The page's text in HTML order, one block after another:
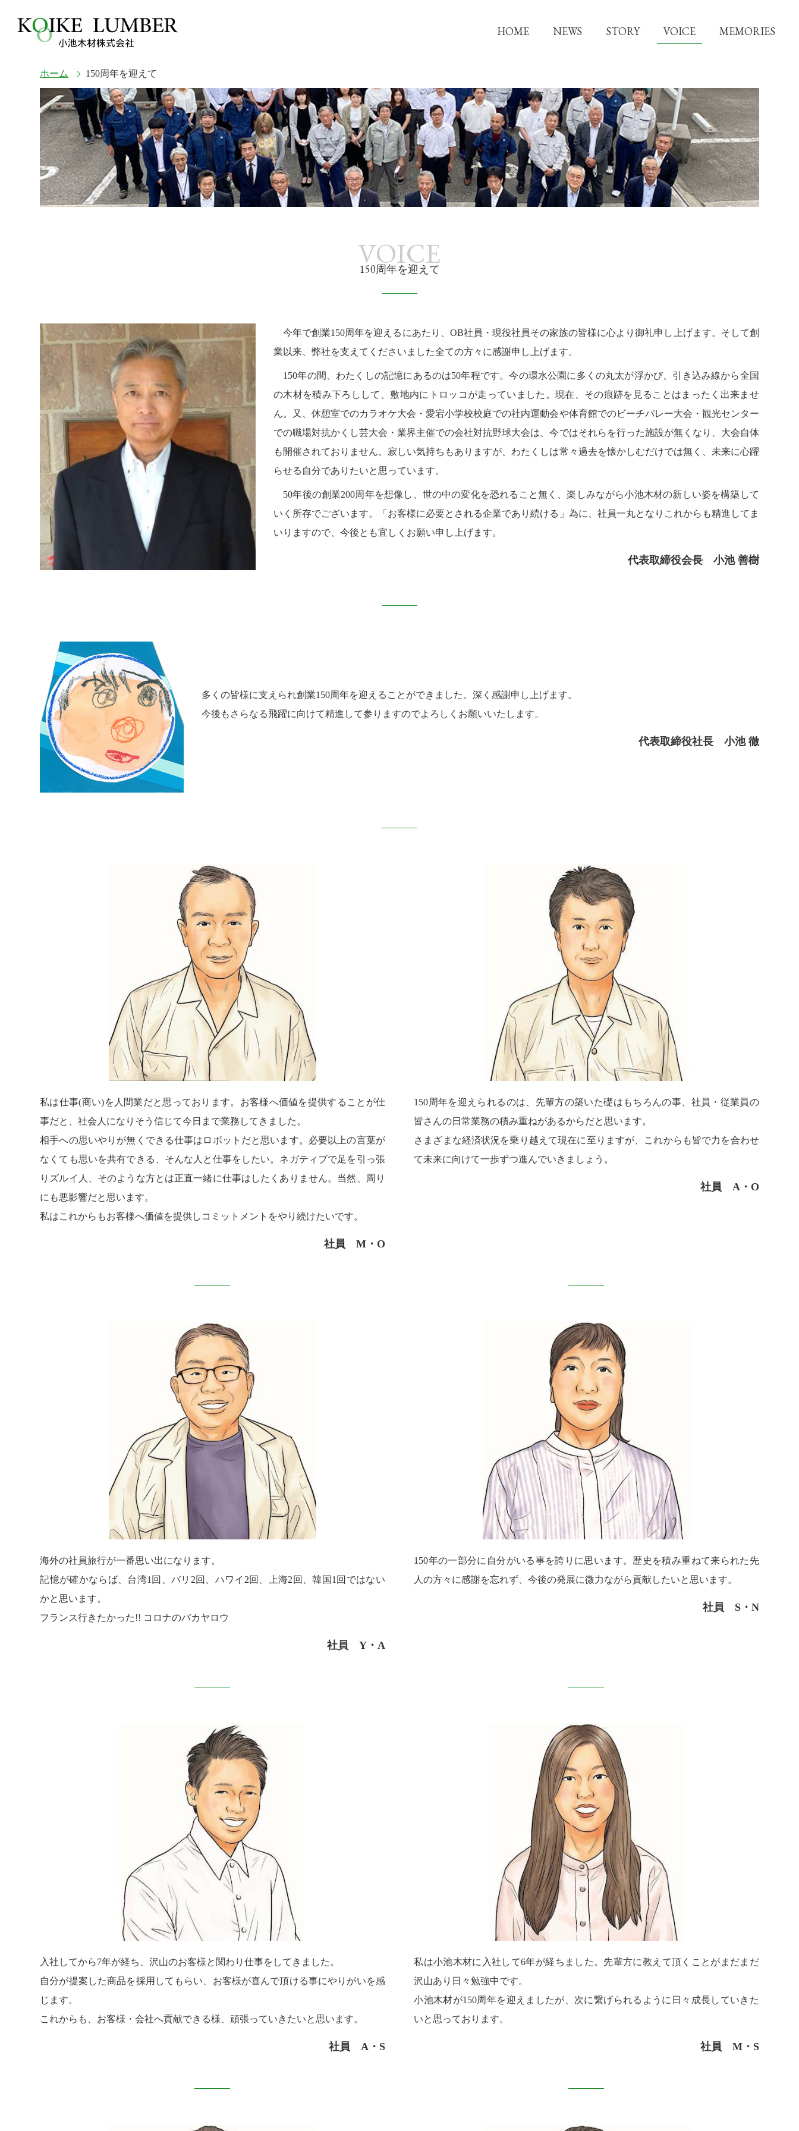
HOME NEWS STORY VOICE MEMORIES
ホーム 150周年を迎えて
VOICE
150周年を迎えて
今年で創業150周年を迎えるにあたり、OB社員・現役社員その家族の皆様に心より御礼申し上げます。そして創
業以来、弊社を支えてくださいました全ての方々に感謝申し上げます。
150年の間、わたくしの記憶にあるのは50年程です。今の環水公園に多くの丸太が浮かび、引き込み線から全国
の木材を積み下ろしして、敷地内にトロッコが走っていました。現在、その痕跡を見ることはまったく出来ませ
ん。又、休憩室でのカラオケ大会・愛宕小学校校庭での社内運動会や体育館でのビーチバレー大会・観光センター
での職場対抗かくし芸大会・業界主催での会社対抗野球大会は、今ではそれらを行った施設が無くなり、大会自体
も開催されておりません。寂しい気持ちもありますが、わたくしは常々過去を懐かしむだけでは無く、未来に心躍
らせる自分でありたいと思っています。
50年後の創業200周年を想像し、世の中の変化を恐れること無く、楽しみながら小池木材の新しい姿を構築して
いく所存でございます。「お客様に必要とされる企業であり続ける」為に、社員一丸となりこれからも精進してま
いりますので、今後とも宜しくお願い申し上げます。
代表取締役会長 小池 善樹
多くの皆様に支えられ創業150周年を迎えることができました。深く感謝申し上げます。
今後もさらなる飛躍に向けて精進して参りますのでよろしくお願いいたします。
代表取締役社長 小池 徹
私は仕事(商い)を人間業だと思っております。お客様へ価値を提供することが仕
事だと、社会人になりそう信じて今日まで業務してきました。
相手への思いやりが無くできる仕事はロボットだと思います。必要以上の言葉が
なくても思いを共有できる、そんな人と仕事をしたい。ネガティブで足を引っ張
りズルイ人、そのような方とは正直一緒に仕事はしたくありません。当然、周り
にも悪影響だと思います。
私はこれからもお客様へ価値を提供しコミットメントをやり続けたいです。
社員 M・O
150周年を迎えられるのは、先輩方の築いた礎はもちろんの事、社員・従業員の
皆さんの日常業務の積み重ねがあるからだと思います。
さまざまな経済状況を乗り越えて現在に至りますが、これからも皆で力を合わせ
て未来に向けて一歩ずつ進んでいきましょう。
社員 A・O
海外の社員旅行が一番思い出になります。
記憶が確かならば、台湾1回、バリ2回、ハワイ2回、上海2回、韓国1回ではない
かと思います。
フランス行きたかった!! コロナのバカヤロウ
社員 Y・A
150年の一部分に自分がいる事を誇りに思います。歴史を積み重ねて来られた先
人の方々に感謝を忘れず、今後の発展に微力ながら貢献したいと思います。
社員 S・N
入社してから7年が経ち、沢山のお客様と関わり仕事をしてきました。
自分が提案した商品を採用してもらい、お客様が喜んで頂ける事にやりがいを感
じます。
これからも、お客様・会社へ貢献できる様、頑張っていきたいと思います。
社員 A・S
私は小池木材に入社して6年が経ちました。先輩方に教えて頂くことがまだまだ
沢山あり日々勉強中です。
小池木材が150周年を迎えましたが、次に繋げられるように日々成長していきた
いと思っております。
社員 M・S